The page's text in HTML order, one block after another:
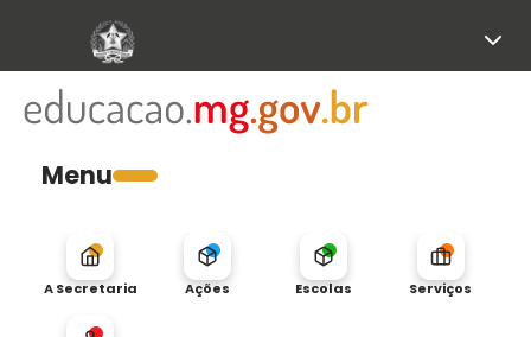
Menu
A Secretaria Ações Escolas Serviços